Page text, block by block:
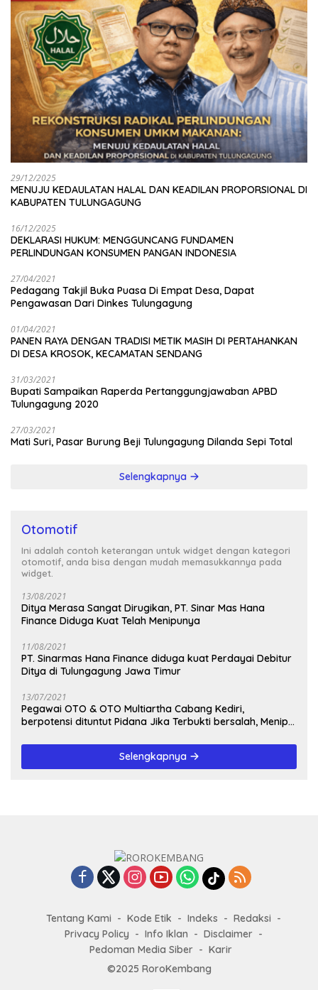
29/12/2025
MENUJU KEDAULATAN HALAL DAN KEADILAN PROPORSIONAL DI
KABUPATEN TULUNGAGUNG
16/12/2025
DEKLARASI HUKUM: MENGGUNCANG FUNDAMEN
PERLINDUNGAN KONSUMEN PANGAN INDONESIA
27/04/2021
Pedagang Takjil Buka Puasa Di Empat Desa, Dapat
Pengawasan Dari Dinkes Tulungagung
01/04/2021
PANEN RAYA DENGAN TRADISI METIK MASIH DI PERTAHANKAN
DI DESA KROSOK, KECAMATAN SENDANG
31/03/2021
Bupati Sampaikan Raperda Pertanggungjawaban APBD
Tulungagung 2020
27/03/2021
Mati Suri, Pasar Burung Beji Tulungagung Dilanda Sepi Total
Selengkapnya
Otomotif
Ini adalah contoh keterangan untuk widget dengan kategori
otomotif, anda bisa dengan mudah memasukkannya pada
widget.
13/08/2021
Ditya Merasa Sangat Dirugikan, PT. Sinar Mas Hana
Finance Diduga Kuat Telah Menipunya
11/08/2021
PT. Sinarmas Hana Finance diduga kuat Perdayai Debitur
Ditya di Tulungagung Jawa Timur
13/07/2021
Pegawai OTO & OTO Multiartha Cabang Kediri,
berpotensi dituntut Pidana Jika Terbukti bersalah, Menipu
Selengkapnya
Tentang Kami Kode Etik Indeks
Redaksi
Privacy Policy
Info Iklan
Disclaimer
Pedoman Media Siber
Karir
©2025 RoroKembang